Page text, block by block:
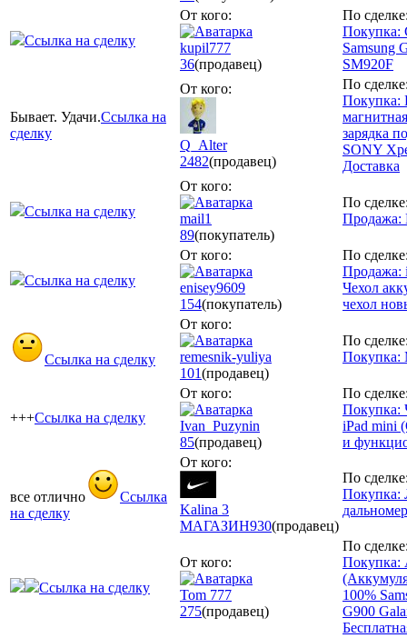
Ссылка на сделку
От кого:
kupil777
36(продавец)
По
Покупка:
Samsung
SM920F
Бывает. Удачи.Ссылка на
сделку
От кого:
Q_Alter
2482(продавец)
По
Покупка:
зарядка
SONY
Доставка
Ссылка на сделку
От кого:
mail1
89(покупатель)
По
Продажа:
Ссылка на сделку
От кого:
enisey9609
154(покупатель)
По
Продажа:
Чехол
чехол
Ссылка на сделку
От кого:
remesnik-yuliya
101(продавец)
По
Покупка:
+++Ссылка на сделку
От кого:
Ivan_Puzynin
85(продавец)
По
Покупка:
iPad mini
и
все отлично
Ссылка
на сделку
От кого:
Kalina 3
МАГАЗИН930(продавец)
По
Покупка:
Ссылка на сделку
От кого:
Tom 777
275(продавец)
По
Покупка:
100%
G900